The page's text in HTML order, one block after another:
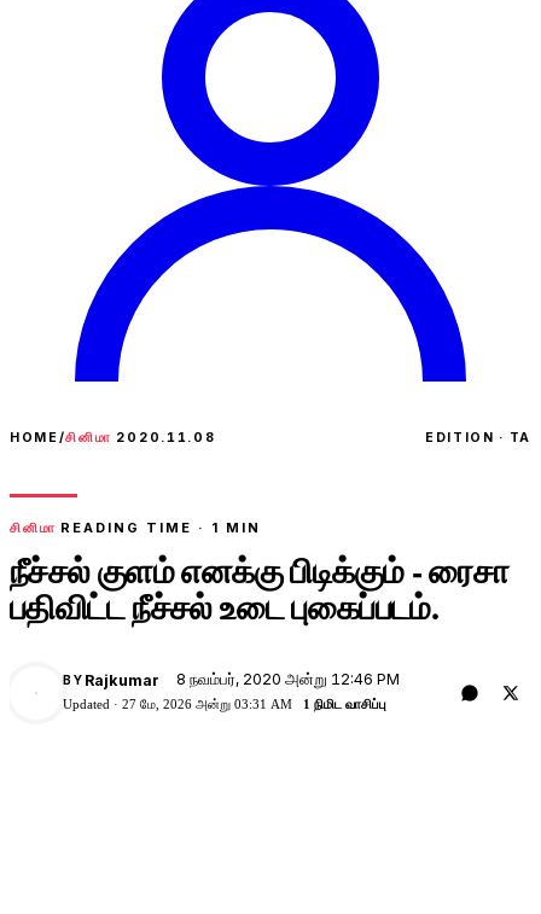
HOME/சினிமா 2020.11.08 EDITION · TA
சினிமா READING TIME · 1 MIN
நீச்சல் குளம் எனக்கு பிடிக்கும் - ரைசா
பதிவிட்ட நீச்சல் உடை புகைப்படம்.
BY Rajkumar 8 நவம்பர், 2020 அன்று 12:46 PM
Updated · 27 மே, 2026 அன்று 03:31 AM 1 நிமிட வாசிப்பு